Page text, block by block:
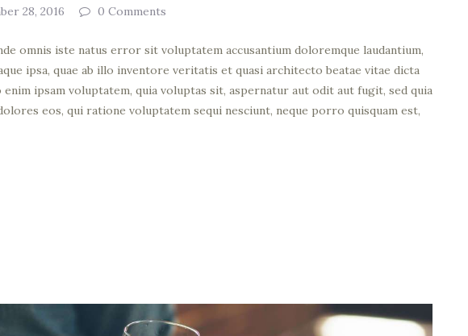
28, 2016 0 Comments
omnis iste natus error sit voluptatem accusantium doloremque laudantium,
ipsa, quae ab illo inventore veritatis et quasi architecto beatae vitae dicta
enim ipsam voluptatem, quia voluptas sit, aspernatur aut odit aut fugit, sed quia
eos, qui ratione voluptatem sequi nesciunt, neque porro quisquam est,